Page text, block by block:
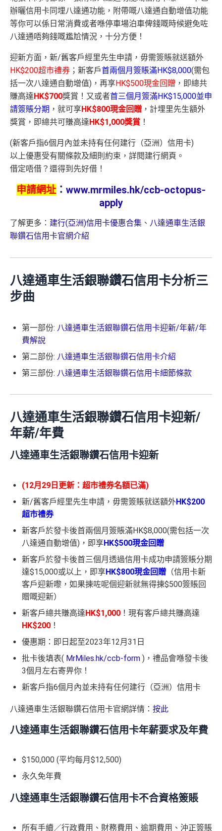
辦曬信用卡同埋八達通功能，附帶嘅八達通自動增值功能
等你可以係日常消費或者喺停車場泊車俾錢嘅時候避免咗
八達通唔夠錢嘅尷尬情況，十分方便！
迎新方面，新/舊客戶經里先生申請，毋需簽賬就送額外
HK$200超市禮券 ；新客戶首兩個月簽賬滿HK$8,000(需包
括一次八達通自動增值)，再享HK$500現金回贈 ，即總共
賺高達 HK$700獎賞！又或者首三個月簽滿HK$15,000並申
請簽賬分期 ，就可享HK$800現金回贈 ，計埋里先生額外
獎賞，即總共可賺高達 HK$1,000獎賞 ！
(新客戶指6個月內並未持有任何建行（亞洲）信用卡)
以上優惠受有關條款及細則約束，詳閱建行網頁。
借定唔借？還得到先好借！
申請網址 ： www.mrmiles.hk/ccb-octopus-
apply
了解更多： 建行(亞洲)信用卡優惠合集 、 八達通車生活銀
聯鑽石信用卡官網介紹
八達通車生活銀聯鑽石信用卡分析三
步曲
第一部份: 八達通車生活銀聯鑽石信用卡迎新/年薪/年
費解說
第二部份: 八達通車生活銀聯鑽石信用卡介紹
第三部份: 八達通車生活銀聯鑽石信用卡細節條款
八達通車生活銀聯鑽石信用卡迎新/
年薪/年費
八達通車生活銀聯鑽石信用卡迎新
(12月29日更新：超市禮券名額已滿)
新/舊客戶經里先生申請，毋需簽賬就送額外HK$200
超市禮券
新客戶於發卡後首兩個月簽賬滿HK$8,000(需包括一次
八達通自動增值)，即享HK$500現金回贈
新客戶於發卡後首三個月透過信用卡成功申請簽賬分期
達$15,000或以上，即享HK$800現金回贈 （信用卡新
客戶迎新嚟，如果揀咗呢個迎新就無得揀$500簽賬回
贈嘅迎新）
新客戶總共賺高達HK$1,000 ！現有客戶總共賺高達
HK$200 ！
優惠期：即日起至2023年12月31日
批卡後填表( MrMiles.hk/ccb-form )，禮品會喺發卡後
3個月左右寄畀你！
新客戶指6個月內並未持有任何建行（亞洲）信用卡
八達通車生活銀聯鑽石信用卡官網詳情： 按此
八達通車生活銀聯鑽石信用卡年薪要求及年費
$150,000 (平均每月$12,500)
永久免年費
八達通車生活銀聯鑽石信用卡不合資格簽賬
所有手續／行政費用、財務費用、逾期費用、沖正簽賬